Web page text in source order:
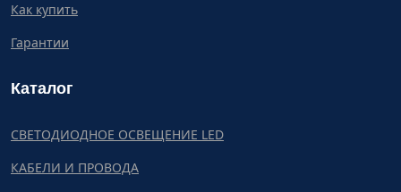
Как купить
Гарантии
Каталог
СВЕТОДИОДНОЕ ОСВЕЩЕНИЕ LED
КАБЕЛИ И ПРОВОДА